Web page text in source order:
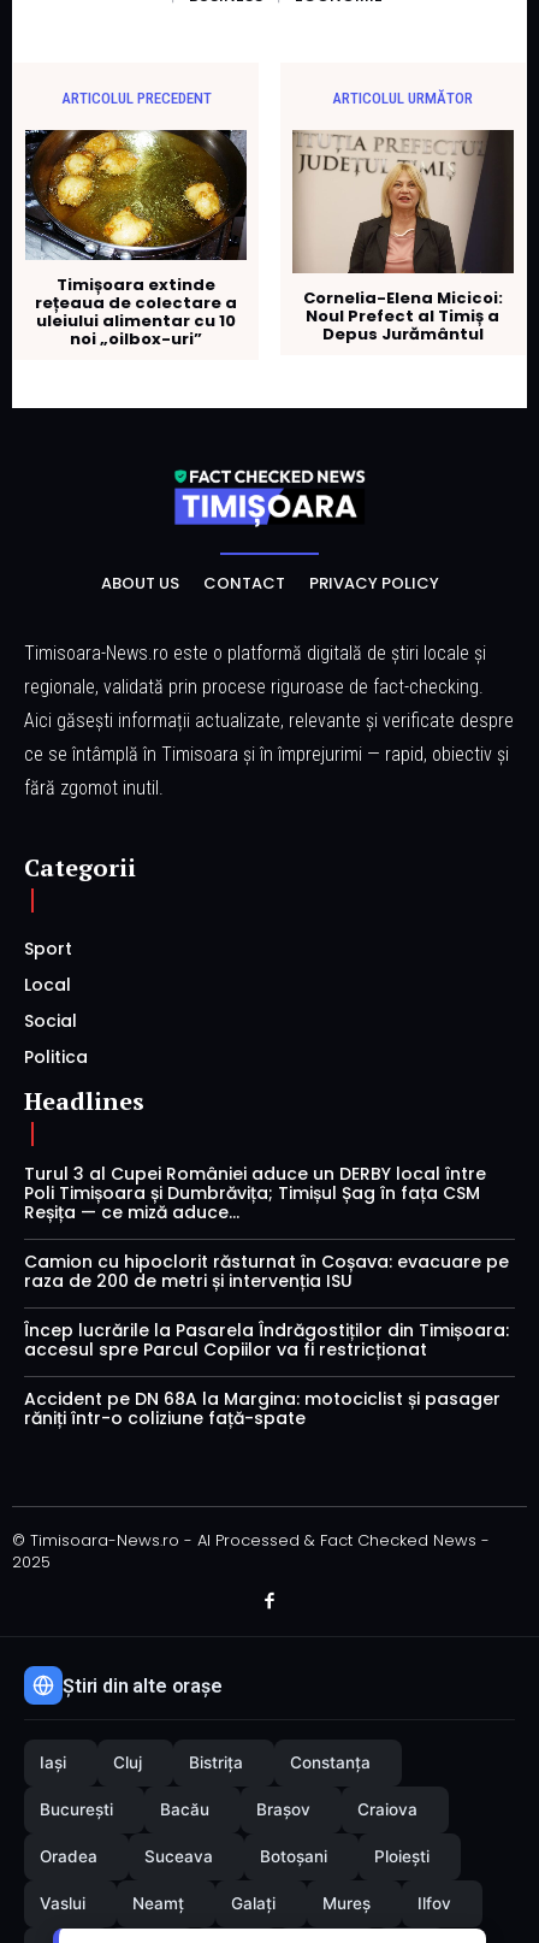
ARTICOLUL PRECEDENT
Timișoara extinde
rețeaua de colectare a
uleiului alimentar cu 10
noi „oilbox-uri”
ARTICOLUL URMĂTOR
Cornelia-Elena Micicoi:
Noul Prefect al Timiș a
Depus Jurământul
ABOUT US CONTACT PRIVACY POLICY
Timisoara-News.ro este o platformă digitală de știri locale și
regionale, validată prin procese riguroase de fact-checking.
Aici găsești informații actualizate, relevante și verificate despre
ce se întâmplă în Timisoara și în împrejurimi — rapid, obiectiv și
fără zgomot inutil.
Categorii
Sport
Local
Social
Politica
Headlines
Turul 3 al Cupei României aduce un DERBY local între
Poli Timișoara și Dumbrăvița; Timișul Șag în fața CSM
Reșița — ce miză aduce...
Camion cu hipoclorit răsturnat în Coșava: evacuare pe
raza de 200 de metri și intervenția ISU
Încep lucrările la Pasarela Îndrăgostiților din Timișoara:
accesul spre Parcul Copiilor va fi restricționat
Accident pe DN 68A la Margina: motociclist și pasager
răniți într-o coliziune față-spate
© Timisoara-News.ro - AI Processed & Fact Checked News -
2025
Știri din alte orașe
Iași Cluj Bistrița Constanța
București Bacău Brașov Craiova
Oradea Suceava Botoșani Ploiești
Vaslui Neamț Galați Mureș Ilfov